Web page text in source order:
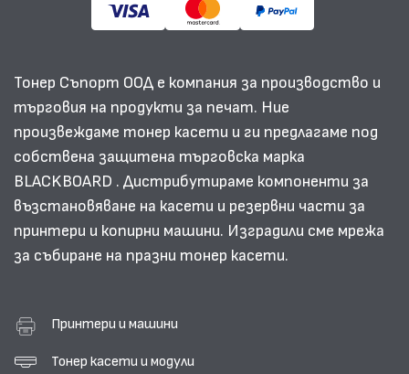
Тонер Съпорт ООД е компания за производство и
търговия на продукти за печат. Ние
произвеждаме тонер касети и ги предлагаме под
собствена защитена търговска марка
BLACKBOARD . Дистрибутираме компоненти за
възстановяване на касети и резервни части за
принтери и копирни машини. Изградили сме мрежа
за събиране на празни тонер касети.
Принтери и машини
Тонер касети и модули